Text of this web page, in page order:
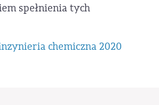
spełnienia tych
chemiczna 2020